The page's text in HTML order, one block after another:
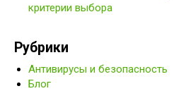
критерии выбора
Рубрики
Антивирусы и безопасность
Блог